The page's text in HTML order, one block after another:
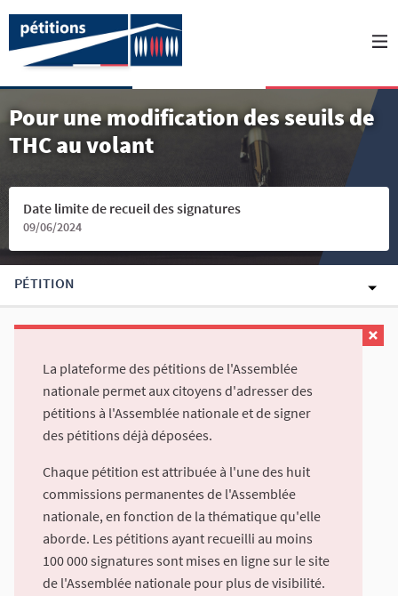
Pour une modification des seuils de
THC au volant
Date limite de recueil des signatures
09/06/2024
PÉTITION
La plateforme des pétitions de l'Assemblée
nationale permet aux citoyens d'adresser des
pétitions à l'Assemblée nationale et de signer
des pétitions déjà déposées.
Chaque pétition est attribuée à l'une des huit
commissions permanentes de l'Assemblée
nationale, en fonction de la thématique qu'elle
aborde. Les pétitions ayant recueilli au moins
100 000 signatures sont mises en ligne sur le site
de l'Assemblée nationale pour plus de visibilité.